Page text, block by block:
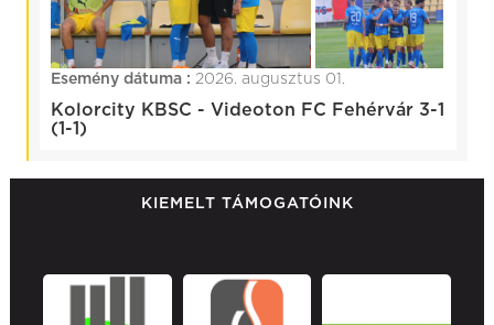
Esemény dátuma : 2026. augusztus 01.
Kolorcity KBSC - Videoton FC Fehérvár 3-1
(1-1)
KIEMELT TÁMOGATÓINK